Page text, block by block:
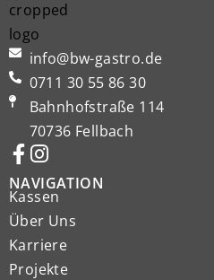
info@bw-gastro.de
0711 30 55 86 30
Bahnhofstraße 114
70736 Fellbach
NAVIGATION
Kassen
Über Uns
Karriere
Projekte